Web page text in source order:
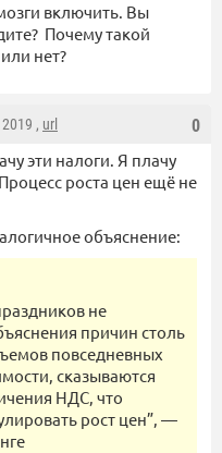
включить. Вы
Почему такой
нет?
0
, url
эти налоги. Я плачу
роста цен ещё не
объяснение:
не
причин столь
повседневных
сказываются
НДС, что
рост цен”, —